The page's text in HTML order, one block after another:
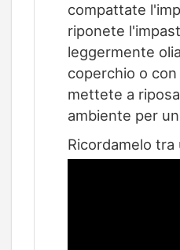
compattate
riponete
leggermente
coperchio o
mettete a
ambiente per
Ricordamelo tra